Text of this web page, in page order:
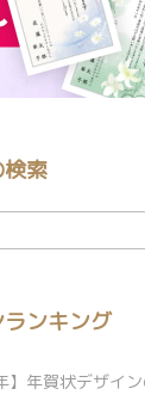
索
ンキング
】年賀状デザイン